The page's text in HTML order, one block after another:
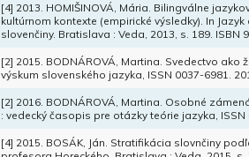
[4] 2013. HOMIŠINOVÁ, Mária. Bilingválne
kultúrnom kontexte (empirické výsledky). In
slovenčiny. Bratislava : Veda, 2013, s. 189. ISBN
[2] 2015. BODNÁROVÁ, Martina. Svedectvo
výskum slovenského jazyka, ISSN 0037-6981.
[2] 2016. BODNÁROVÁ, Martina. Osobné
: vedecký časopis pre otázky teórie jazyka, ISSN
[4] 2015. BOSÁK, Ján. Stratifikácia slovnčiny